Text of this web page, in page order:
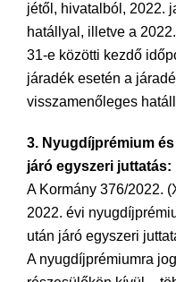
jétől, hivatalból, 2022.
hatállyal, illetve a
31-e közötti kezdő
járadék esetén a
visszamenőleges
3. Nyugdíjprémium
járó egyszeri juttatás:
A Kormány 376/2022.
2022. évi
után járó egyszeri
A nyugdíjprémiumra